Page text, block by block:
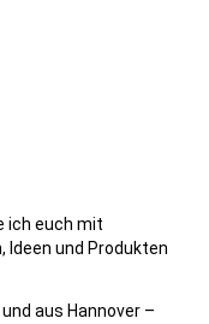
ich euch mit
und Produkten
aus Hannover –